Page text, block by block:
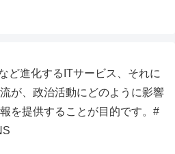
ど進化するITサービス、それに
が、政治活動にどのように影響
を提供することが目的です。#